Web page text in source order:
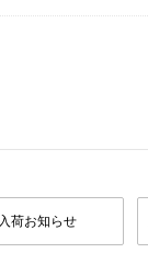
荷お知らせ